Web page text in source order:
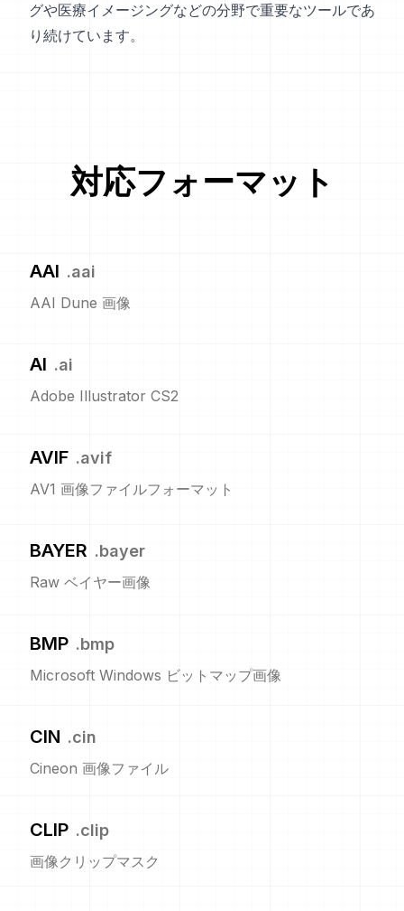
グや医療イメージングなどの分野で重要なツールであ
り続けています。
対応フォーマット
AAI .aai
AAI Dune 画像
AI .ai
Adobe Illustrator CS2
AVIF .avif
AV1 画像ファイルフォーマット
BAYER .bayer
Raw ベイヤー画像
BMP .bmp
Microsoft Windows ビットマップ画像
CIN .cin
Cineon 画像ファイル
CLIP .clip
画像クリップマスク